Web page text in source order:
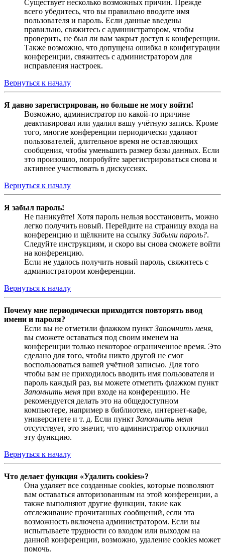
Существует несколько возможных причин. Прежде
всего убедитесь, что вы правильно вводите имя
пользователя и пароль. Если данные введены
правильно, свяжитесь с администратором, чтобы
проверить, не был ли вам закрыт доступ к конференции.
Также возможно, что допущена ошибка в конфигурации
конференции, свяжитесь с администратором для
исправления настроек.
Вернуться к началу
Я давно зарегистрирован, но больше не могу войти!
Возможно, администратор по какой-то причине
деактивировал или удалил вашу учётную запись. Кроме
того, многие конференции периодически удаляют
пользователей, длительное время не оставляющих
сообщения, чтобы уменьшить размер базы данных. Если
это произошло, попробуйте зарегистрироваться снова и
активнее участвовать в дискуссиях.
Вернуться к началу
Я забыл пароль!
Не паникуйте! Хотя пароль нельзя восстановить, можно
легко получить новый. Перейдите на страницу входа на
конференцию и щёлкните на ссылку Забыли пароль?.
Следуйте инструкциям, и скоро вы снова сможете войти
на конференцию.
Если не удалось получить новый пароль, свяжитесь с
администратором конференции.
Вернуться к началу
Почему мне периодически приходится повторять ввод
имени и пароля?
Если вы не отметили флажком пункт Запомнить меня,
вы сможете оставаться под своим именем на
конференции только некоторое ограниченное время. Это
сделано для того, чтобы никто другой не смог
воспользоваться вашей учётной записью. Для того
чтобы вам не приходилось вводить имя пользователя и
пароль каждый раз, вы можете отметить флажком пункт
Запомнить меня при входе на конференцию. Не
рекомендуется делать это на общедоступном
компьютере, например в библиотеке, интернет-кафе,
университете и т. д. Если пункт Запомнить меня
отсутствует, это значит, что администратор отключил
эту функцию.
Вернуться к началу
Что делает функция «Удалить cookies»?
Она удаляет все созданные cookies, которые позволяют
вам оставаться авторизованным на этой конференции, а
также выполняют другие функции, такие как
отслеживание прочитанных сообщений, если эта
возможность включена администратором. Если вы
испытываете трудности со входом или выходом на
данной конференции, возможно, удаление cookies может
помочь.